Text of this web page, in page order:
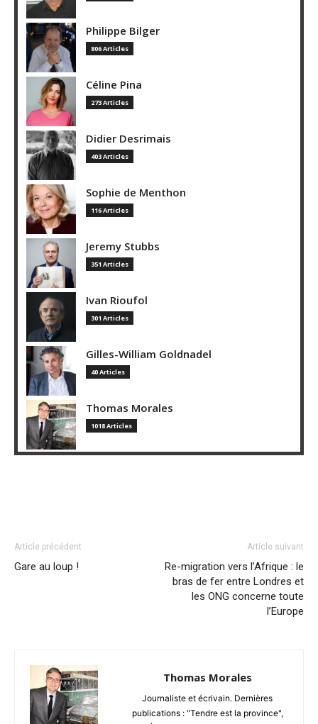
Philippe Bilger
806 Articles
Céline Pina
273 Articles
Didier Desrimais
403 Articles
Sophie de Menthon
116 Articles
Jeremy Stubbs
351 Articles
Ivan Rioufol
301 Articles
Gilles-William Goldnadel
40 Articles
Thomas Morales
1018 Articles
Article précédent
Gare au loup !
Article suivant
Re-migration vers l’Afrique : le
bras de fer entre Londres et
les ONG concerne toute
l’Europe
Thomas Morales
Journaliste et écrivain. Dernières
publications : "Tendre est la province",